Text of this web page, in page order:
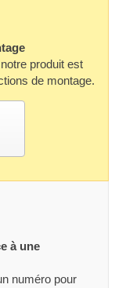
produit est
de montage.
à une
numéro pour